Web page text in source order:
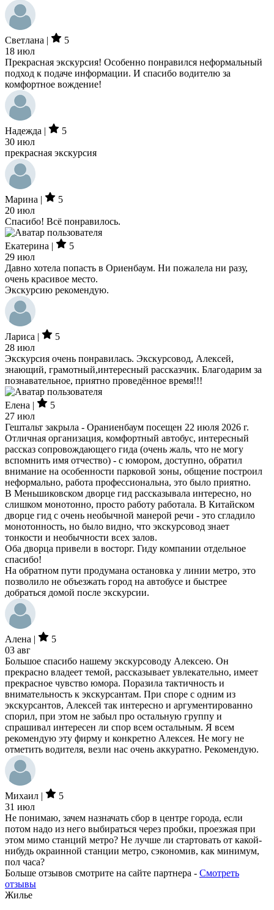
Светлана |
5
18 июл
Прекрасная экскурсия! Особенно понравился неформальный
подход к подаче информации. И спасибо водителю за
комфортное вождение!
Надежда |
5
30 июл
прекрасная экскурсия
Марина |
5
20 июл
Спасибо! Всё понравилось.
Екатерина |
5
29 июл
Давно хотела попасть в Ориенбаум. Ни пожалела ни разу,
очень красивое место.
Экскурсию рекомендую.
Лариса |
5
28 июл
Экскурсия очень понравилась. Экскурсовод, Алексей,
знающий, грамотный,интересный рассказчик. Благодарим за
познавательное, приятно проведённое время!!!
Елена |
5
27 июл
Гештальт закрыла - Ораниенбаум посещен 22 июля 2026 г.
Отличная организация, комфортный автобус, интересный
рассказ сопровождающего гида (очень жаль, что не могу
вспомнить имя отчество) - с юмором, доступно, обратил
внимание на особенности парковой зоны, общение построил
неформально, работа профессиональна, это было приятно.
В Меньшиковском дворце гид рассказывала интересно, но
слишком монотонно, просто работу работала. В Китайском
дворце гид с очень необычной манерой речи - это сгладило
монотонность, но было видно, что экскурсовод знает
тонкости и необычности всех залов.
Оба дворца привели в восторг. Гиду компании отдельное
спасибо!
На обратном пути продумана остановка у линии метро, это
позволило не объезжать город на автобусе и быстрее
добраться домой после экскурсии.
Алена |
5
03 авг
Большое спасибо нашему экскурсоводу Алексею. Он
прекрасно владеет темой, рассказывает увлекательно, имеет
прекрасное чувство юмора. Поразила тактичность и
внимательность к экскурсантам. При споре с одним из
экскурсантов, Алексей так интересно и аргументированно
спорил, при этом не забыл про остальную группу и
спрашивал интересен ли спор всем остальным. Я всем
рекомендую эту фирму и конкретно Алексея. Не могу не
отметить водителя, везли нас очень аккуратно. Рекомендую.
Михаил |
5
31 июл
Не понимаю, зачем назначать сбор в центре города, если
потом надо из него выбираться через пробки, проезжая при
этом мимо станций метро? Не лучше ли стартовать от какой-
нибудь окраинной станции метро, сэкономив, как минимум,
пол часа?
Больше отзывов смотрите на сайте партнера - Смотреть
отзывы
Жилье